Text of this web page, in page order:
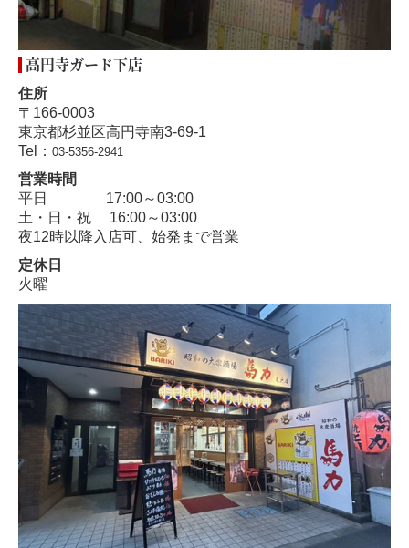
高円寺ガード下店
住所
〒166-0003
東京都杉並区高円寺南3-69-1
Tel： 03-5356-2941
営業時間
平日 17:00～03:00
土・日・祝 16:00～03:00
夜12時以降入店可、始発まで営業
定休日
火曜